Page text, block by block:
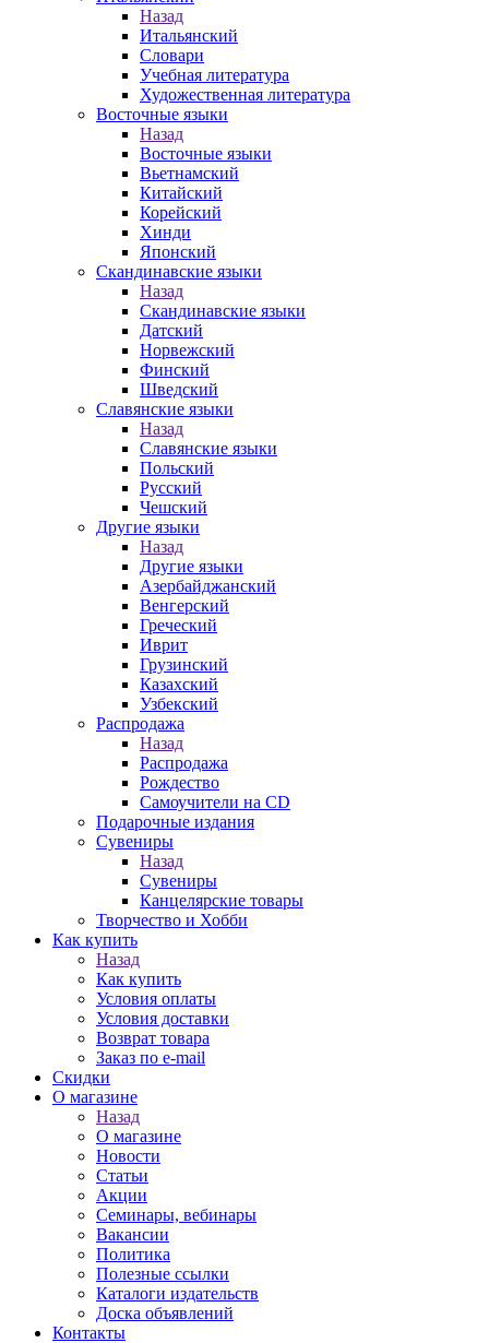
Назад
Итальянский
Словари
Учебная литература
Художественная литература
Восточные языки
Назад
Восточные языки
Вьетнамский
Китайский
Корейский
Хинди
Японский
Скандинавские языки
Назад
Скандинавские языки
Датский
Норвежский
Финский
Шведский
Славянские языки
Назад
Славянские языки
Польский
Русский
Чешский
Другие языки
Назад
Другие языки
Азербайджанский
Венгерский
Греческий
Иврит
Грузинский
Казахский
Узбекский
Распродажа
Назад
Распродажа
Рождество
Самоучители на CD
Подарочные издания
Сувениры
Назад
Сувениры
Канцелярские товары
Творчество и Хобби
Как купить
Назад
Как купить
Условия оплаты
Условия доставки
Возврат товара
Заказ по e-mail
Скидки
О магазине
Назад
О магазине
Новости
Статьи
Акции
Семинары, вебинары
Вакансии
Политика
Полезные ссылки
Каталоги издательств
Доска объявлений
Контакты